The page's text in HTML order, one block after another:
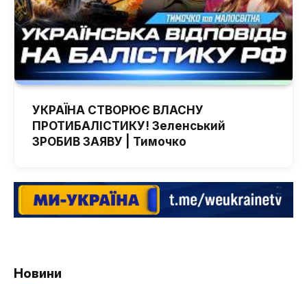
УКРАЇНА СТВОРЮЄ ВЛАСНУ
ПРОТИБАЛІСТИКУ! Зеленський
ЗРОБИВ ЗАЯВУ | Тимочко
Новини